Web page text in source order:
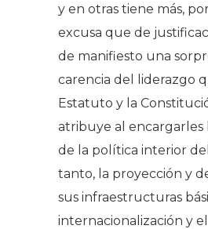
y en otras tiene más,
excusa que de
de manifiesto una
carencia del liderazgo
Estatuto y la
atribuye al encargarles
de la política interior
tanto, la proyección y
sus infraestructuras
internacionalización y